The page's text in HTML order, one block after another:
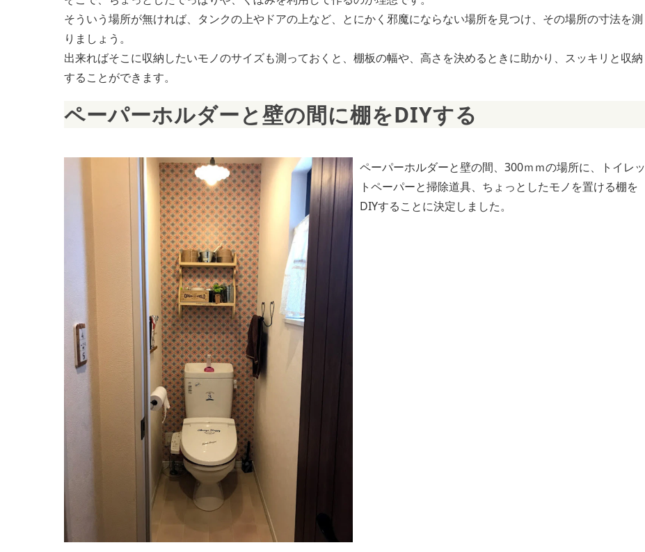
そういう場所が無ければ、タンクの上やドアの上など、とにかく邪魔にならない場所を見つけ、その場所の寸法を測
りましょう。
出来ればそこに収納したいモノのサイズも測っておくと、棚板の幅や、高さを決めるときに助かり、スッキリと収納
することができます。
ペーパーホルダーと壁の間に棚をDIYする
ペーパーホルダーと壁の間、300ｍｍの場所に、トイレッ
トペーパーと掃除道具、ちょっとしたモノを置ける棚を
DIYすることに決定しました。